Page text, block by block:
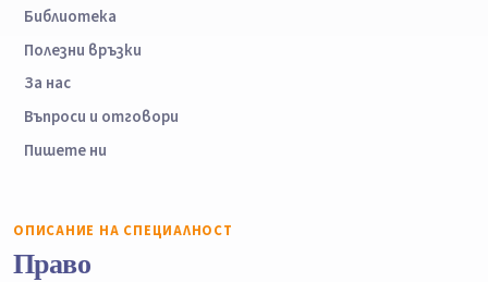
Библиотека
Полезни връзки
За нас
Въпроси и отговори
Пишете ни
ОПИСАНИЕ НА СПЕЦИАЛНОСТ
Право